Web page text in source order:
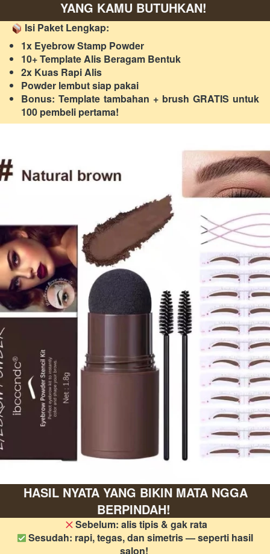
YANG KAMU BUTUHKAN!
Isi Paket Lengkap:
1x Eyebrow Stamp Powder
10+ Template Alis Beragam Bentuk
2x Kuas Rapi Alis
Powder lembut siap pakai
Bonus: Template tambahan + brush GRATIS untuk
100 pembeli pertama!
HASIL NYATA YANG BIKIN MATA NGGA
BERPINDAH!
Sebelum: alis tipis & gak rata
Sesudah: rapi, tegas, dan simetris — seperti hasil
salon!